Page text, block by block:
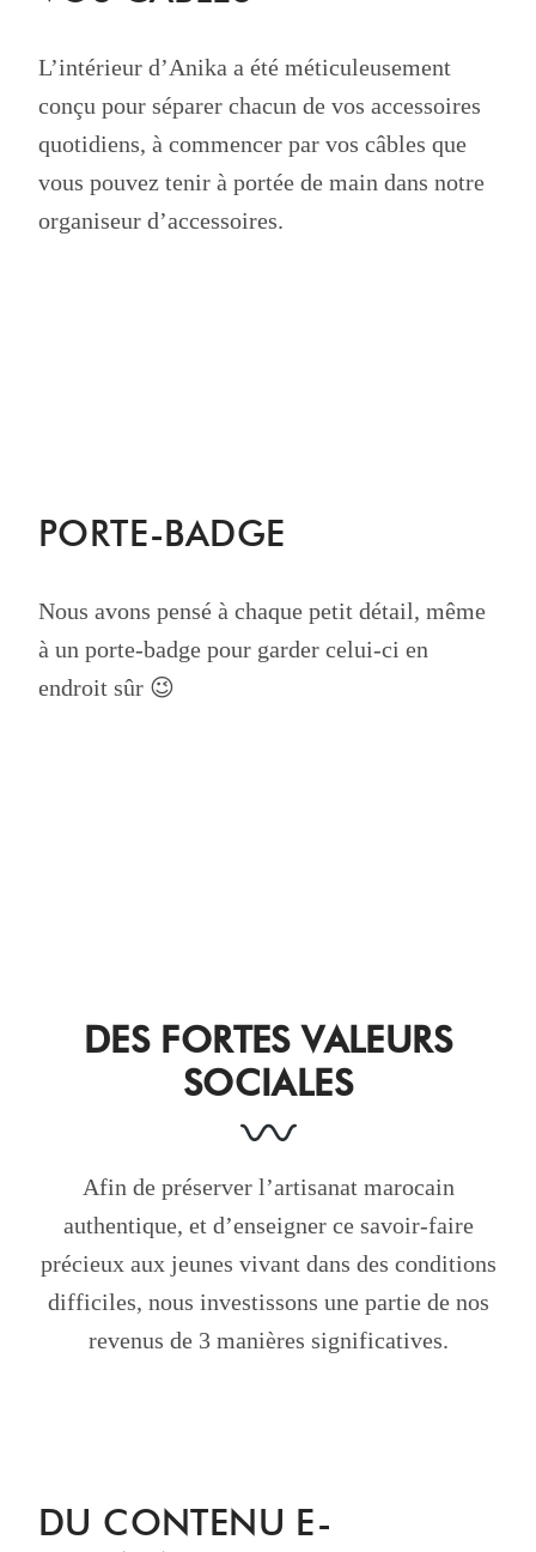
L’intérieur d’Anika a été méticuleusement
conçu pour séparer chacun de vos accessoires
quotidiens, à commencer par vos câbles que
vous pouvez tenir à portée de main dans notre
organiseur d’accessoires.
PORTE-BADGE
Nous avons pensé à chaque petit détail, même
à un porte-badge pour garder celui-ci en
endroit sûr 😉
DES FORTES VALEURS
SOCIALES
Afin de préserver l’artisanat marocain
authentique, et d’enseigner ce savoir-faire
précieux aux jeunes vivant dans des conditions
difficiles, nous investissons une partie de nos
revenus de 3 manières significatives.
DU CONTENU E-